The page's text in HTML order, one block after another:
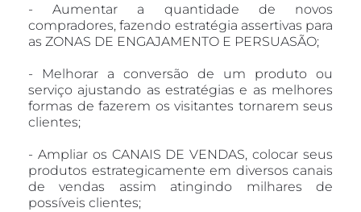
- Aumentar a quantidade de novos
compradores, fazendo estratégia assertivas para
as ZONAS DE ENGAJAMENTO E PERSUASÃO;
- Melhorar a conversão de um produto ou
serviço ajustando as estratégias e as melhores
formas de fazerem os visitantes tornarem seus
clientes;
- Ampliar os CANAIS DE VENDAS, colocar seus
produtos estrategicamente em diversos canais
de vendas assim atingindo milhares de
possíveis clientes;